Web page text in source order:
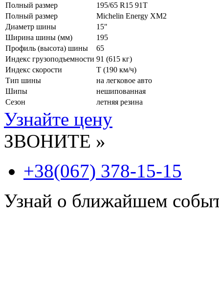
Полный размер
195/65 R15 91T
Полный размер
Michelin Energy XM2
Диаметр шины
15"
Ширина шины (мм)
195
Профиль (высота) шины
65
Индекс грузоподъемности 91 (615 кг)
Индекс скорости
T (190 км/ч)
Тип шины
на легковое авто
Шипы
нешипованная
Сезон
летняя резина
Узнайте цену
ЗВОНИТЕ »
+38(067) 378-15-15
Узнай о ближайшем